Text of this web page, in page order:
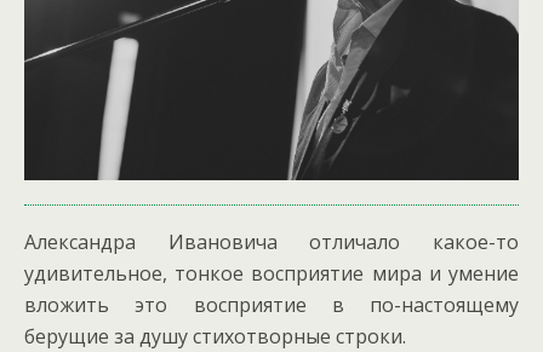
Александра Ивановича отличало какое-то
удивительное, тонкое восприятие мира и умение
вложить это восприятие в по-настоящему
берущие за душу стихотворные строки.